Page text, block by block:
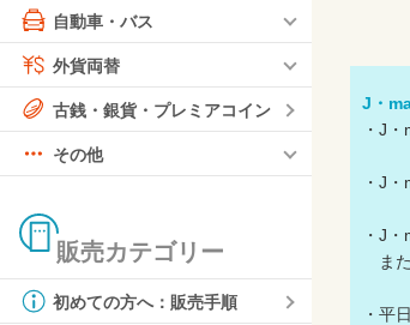
自動車・バス
外貨両替
古銭・銀貨・プレミアコイン
その他
販売カテゴリー
初めての方へ：販売手順
J・
・J
・J
・J
また
・平